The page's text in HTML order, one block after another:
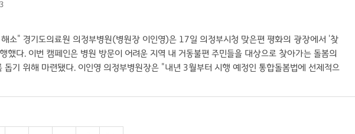
안 기자
소" 경기도의료원 의정부병원(병원장 이인영)은 17일 의정부시청 맞은편 평화의 광장에서 '찾
다. 이번 캠페인은 병원 방문이 어려운 지역 내 거동불편 주민들을 대상으로 찾아가는 돌봄의
기 위해 마련됐다. 이인영 의정부병원장은 "내년 3월부터 시행 예정인 통합돌봄법에 선제적으
위해 돌봄의료센터 운영을 비롯해 가정간호, 중증장애인 치과진료, 호스피스, 완화의료, 이동